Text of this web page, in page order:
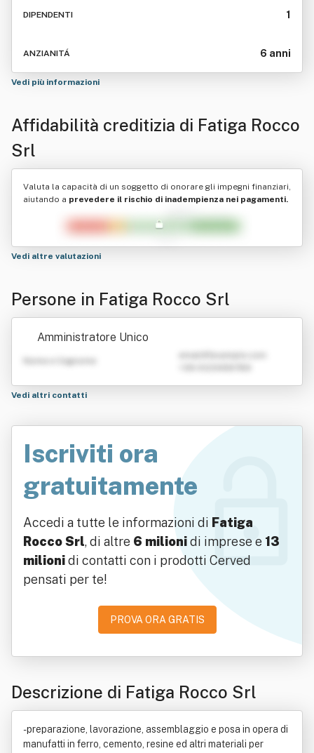
DIPENDENTI 1
ANZIANITÁ 6 anni
Vedi più informazioni
Affidabilità creditizia di Fatiga Rocco
Srl
Valuta la capacità di un soggetto di onorare gli impegni finanziari,
aiutando a prevedere il rischio di inadempienza nei pagamenti.
Vedi altre valutazioni
Persone in Fatiga Rocco Srl
Amministratore Unico
Nome e Cognome
Vedi altri contatti
Iscriviti ora
gratuitamente
Accedi a tutte le informazioni di Fatiga
Rocco Srl, di altre 6 milionidi imprese e 13
milionidi contatti con i prodotti Cerved
pensati per te!
PROVA ORA GRATIS
Descrizione di Fatiga Rocco Srl
- preparazione, lavorazione, assemblaggio e posa in opera di
manufatti in ferro, cemento, resine ed altri materiali per